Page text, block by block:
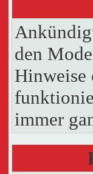
den
Hinweise
immer